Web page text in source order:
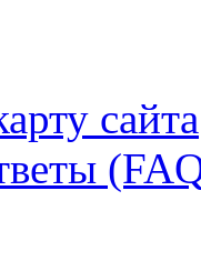
сайта